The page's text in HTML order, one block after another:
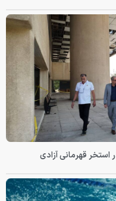
قهرمانی آزادی